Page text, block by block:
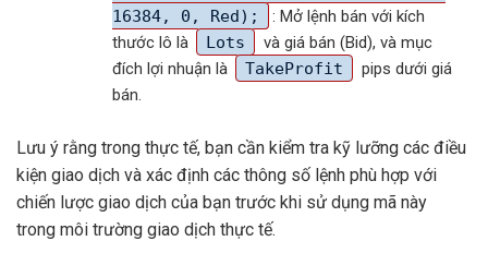
16384, 0, Red);
: Mở lệnh bán với kích
thước lô là
Lots
và giá bán (Bid), và mục
đích lợi nhuận là
TakeProfit
pips dưới giá
bán.
Lưu ý rằng trong thực tế, bạn cần kiểm tra kỹ lưỡng các điều
kiện giao dịch và xác định các thông số lệnh phù hợp với
chiến lược giao dịch của bạn trước khi sử dụng mã này
trong môi trường giao dịch thực tế.